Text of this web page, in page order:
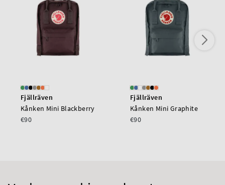
Fjällräven
Kånken Mini Blackberry
€90
Fjällräven
Kånken Mini Graphite
€90